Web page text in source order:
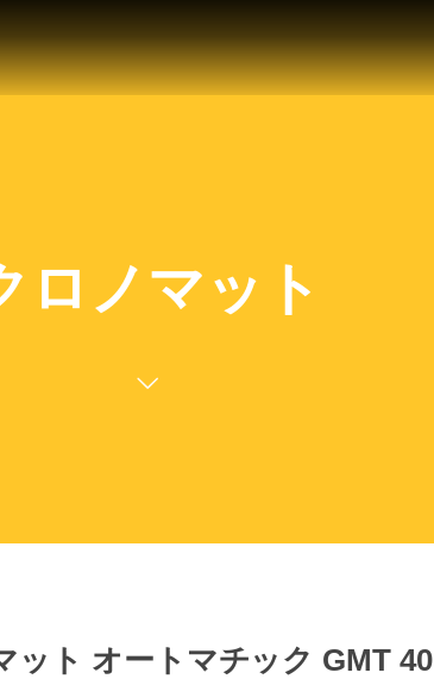
ロノマット
ト オートマチック GMT 40